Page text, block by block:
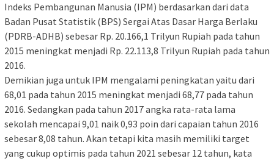
Indeks Pembangunan Manusia (IPM) berdasarkan dari data
Badan Pusat Statistik (BPS) Sergai Atas Dasar Harga Berlaku
(PDRB-ADHB) sebesar Rp. 20.166,1 Trilyun Rupiah pada tahun
2015 meningkat menjadi Rp. 22.113,8 Trilyun Rupiah pada tahun
2016.
Demikian juga untuk IPM mengalami peningkatan yaitu dari
68,01 pada tahun 2015 meningkat menjadi 68,77 pada tahun
2016. Sedangkan pada tahun 2017 angka rata-rata lama
sekolah mencapai 9,01 naik 0,93 poin dari capaian tahun 2016
sebesar 8,08 tahun. Akan tetapi kita masih memiliki target
yang cukup optimis pada tahun 2021 sebesar 12 tahun, kata